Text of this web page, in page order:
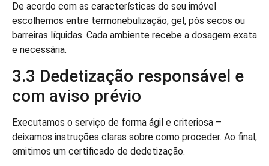
De acordo com as características do seu imóvel
escolhemos entre termonebulização, gel, pós secos ou
barreiras líquidas. Cada ambiente recebe a dosagem exata
e necessária.
3.3 Dedetização responsável e
com aviso prévio
Executamos o serviço de forma ágil e criteriosa –
deixamos instruções claras sobre como proceder. Ao final,
emitimos um certificado de dedetização.